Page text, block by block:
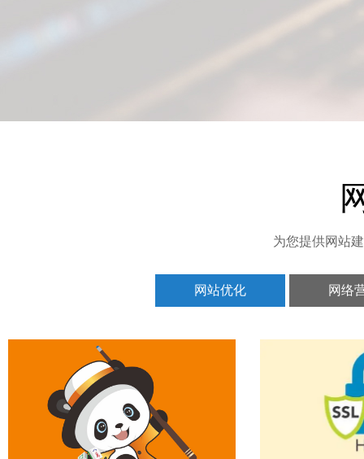
为您提供网站
网站优化 网络